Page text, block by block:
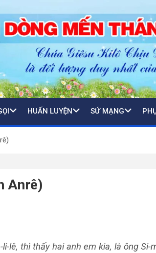
HUẤN LUYỆN SỨ MẠNG
Anrê)
lê, thì thấy hai anh em kia, là ông Si-